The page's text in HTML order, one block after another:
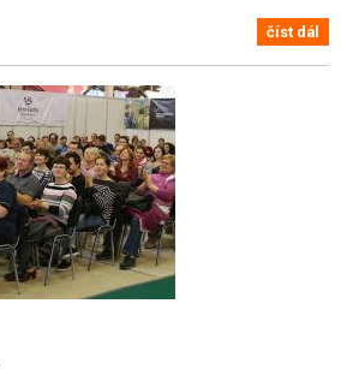
číst dál